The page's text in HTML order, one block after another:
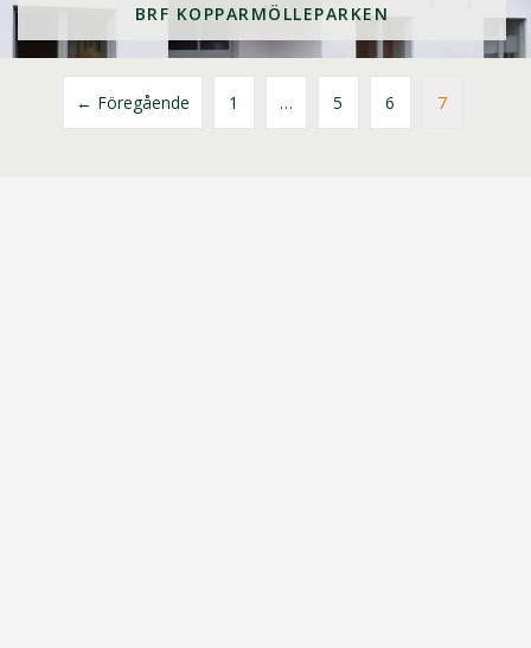
BRF KOPPARMÖLLEPARKEN
← Föregående 1 … 5 6 7